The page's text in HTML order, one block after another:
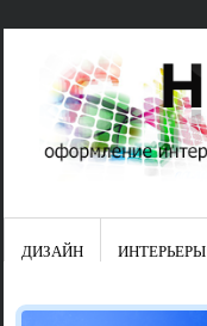
ДИЗАЙН ИНТЕРЬЕРЫ